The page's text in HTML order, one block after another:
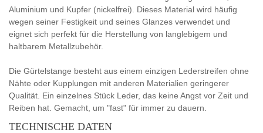
Aluminium und Kupfer (nickelfrei). Dieses Material wird häufig
wegen seiner Festigkeit und seines Glanzes verwendet und
eignet sich perfekt für die Herstellung von langlebigem und
haltbarem Metallzubehör.
Die Gürtelstange besteht aus einem einzigen Lederstreifen ohne
Nähte oder Kupplungen mit anderen Materialien geringerer
Qualität. Ein einzelnes Stück Leder, das keine Angst vor Zeit und
Reiben hat. Gemacht, um "fast" für immer zu dauern.
TECHNISCHE DATEN